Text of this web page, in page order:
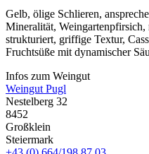
Gelb, ölige Schlieren,
Mineralität, Weingartenpfirsich,
strukturiert, griffige Textur,
Fruchtsüße mit dynamischer
Infos zum Weingut
Weingut Pugl
Nestelberg 32
8452
Großklein
Steiermark